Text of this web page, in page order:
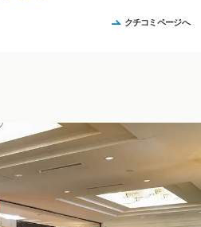
クチコミページへ